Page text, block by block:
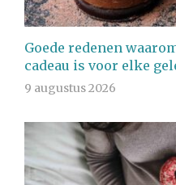
Goede redenen
cadeau is voor elke
9 augustus 2026